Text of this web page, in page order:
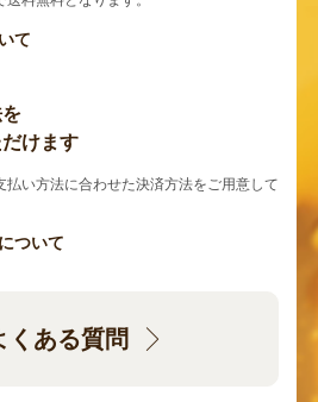
て
けます
払い方法に合わせた決済方法をご用意して
ついて
くある質問